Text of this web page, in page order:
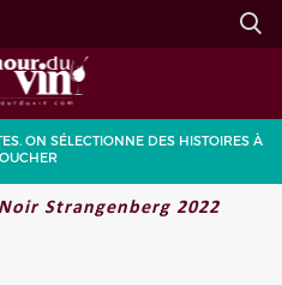
Go
ON SÉLECTIONNE DES HISTOIRES À
Strangenberg 2022